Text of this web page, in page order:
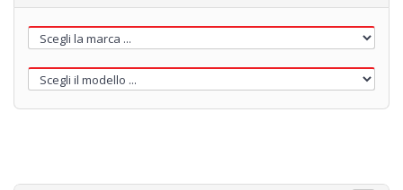
I tappetini in gomma
, costruiti su misura per ogni modello della
infatti un getto d'acqua. Tutto ciò senza rinunciare al design!